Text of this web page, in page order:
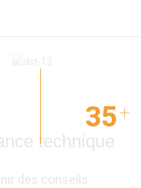
35+
technique
des conseils